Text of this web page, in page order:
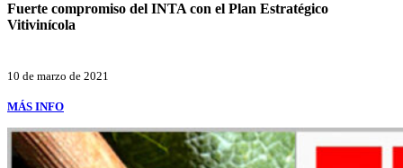
Fuerte compromiso del INTA con el Plan Estratégico
Vitivinícola
10 de marzo de 2021
MÁS INFO